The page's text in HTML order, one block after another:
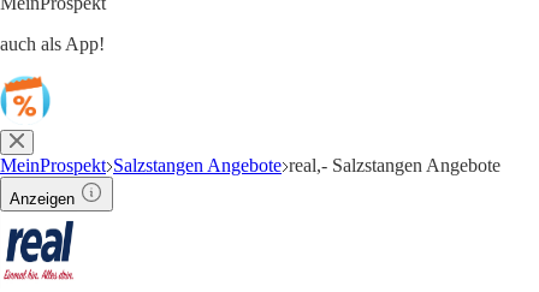
auch als App!
MeinProspekt Salzstangen Angebote real,- Salzstangen Angebote
Anzeigen